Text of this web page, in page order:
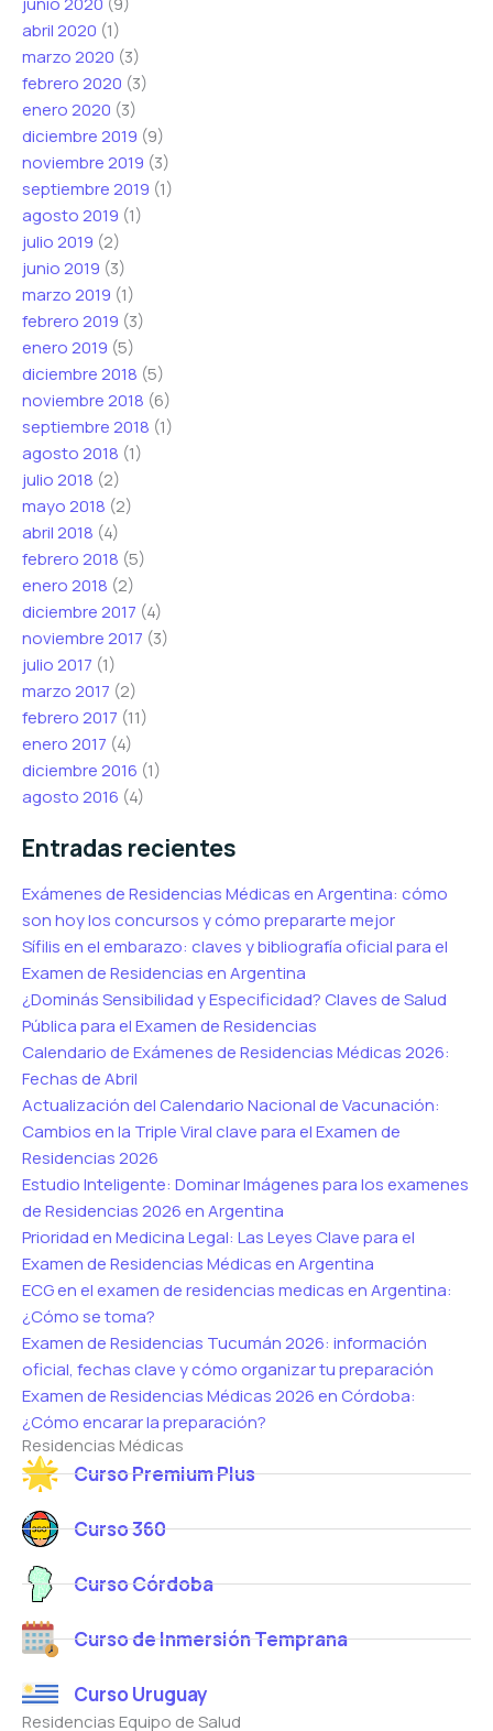
abril 2020 (1)
marzo 2020 (3)
febrero 2020 (3)
enero 2020 (3)
diciembre 2019 (9)
noviembre 2019 (3)
septiembre 2019 (1)
agosto 2019 (1)
julio 2019 (2)
junio 2019 (3)
marzo 2019 (1)
febrero 2019 (3)
enero 2019 (5)
diciembre 2018 (5)
noviembre 2018 (6)
septiembre 2018 (1)
agosto 2018 (1)
julio 2018 (2)
mayo 2018 (2)
abril 2018 (4)
febrero 2018 (5)
enero 2018 (2)
diciembre 2017 (4)
noviembre 2017 (3)
julio 2017 (1)
marzo 2017 (2)
febrero 2017 (11)
enero 2017 (4)
diciembre 2016 (1)
agosto 2016 (4)
Entradas recientes
Exámenes de Residencias Médicas en Argentina: cómo
son hoy los concursos y cómo prepararte mejor
Sífilis en el embarazo: claves y bibliografía oficial para el
Examen de Residencias en Argentina
¿Dominás Sensibilidad y Especificidad? Claves de Salud
Pública para el Examen de Residencias
Calendario de Exámenes de Residencias Médicas 2026:
Fechas de Abril
Actualización del Calendario Nacional de Vacunación:
Cambios en la Triple Viral clave para el Examen de
Residencias 2026
Estudio Inteligente: Dominar Imágenes para los examenes
de Residencias 2026 en Argentina
Prioridad en Medicina Legal: Las Leyes Clave para el
Examen de Residencias Médicas en Argentina
ECG en el examen de residencias medicas en Argentina:
¿Cómo se toma?
Examen de Residencias Tucumán 2026: información
oficial, fechas clave y cómo organizar tu preparación
Examen de Residencias Médicas 2026 en Córdoba:
¿Cómo encarar la preparación?
Residencias Médicas
Curso Premium Plus
Curso 360
Curso Córdoba
Curso de Inmersión Temprana
Curso Uruguay
Residencias Equipo de Salud